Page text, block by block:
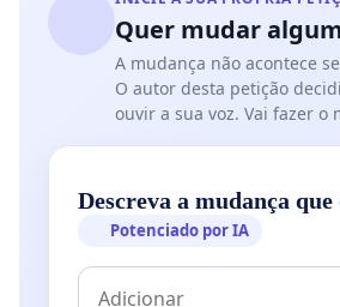
Quer mudar
A mudança não acontece
O autor desta petição
ouvir a sua voz. Vai fazer o
Descreva a mudança
Potenciado por IA